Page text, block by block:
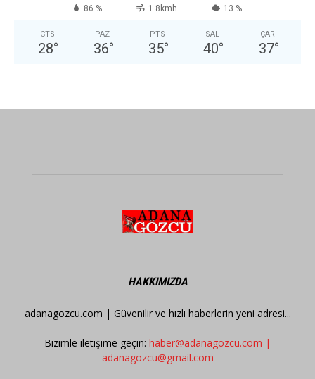
86 % 1.8kmh 13 %
CTS
28°
PAZ
36°
PTS
35°
SAL
40°
ÇAR
37°
HAKKIMIZDA
adanagozcu.com | Güvenilir ve hızlı haberlerin yeni adresi...
Bizimle iletişime geçin: haber@adanagozcu.com |
adanagozcu@gmail.com